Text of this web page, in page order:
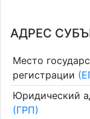
АДРЕС
Место
регистрации
Юридический
(ГРП)